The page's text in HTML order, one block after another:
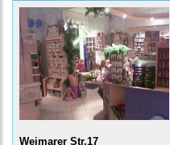
Weimarer Str.17